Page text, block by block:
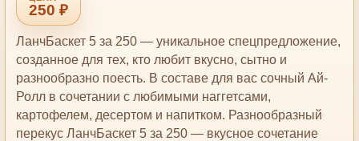
250 ₽
ЛанчБаскет 5 за 250 — уникальное спецпредложение,
созданное для тех, кто любит вкусно, сытно и
разнообразно поесть. В составе для вас сочный Ай-
Ролл в сочетании с любимыми наггетсами,
картофелем, десертом и напитком. Разнообразный
перекус ЛанчБаскет 5 за 250 — вкусное сочетание